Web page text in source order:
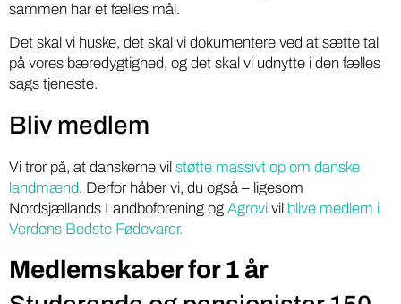
sammen har et fælles mål.
Det skal vi huske, det skal vi dokumentere ved at sætte tal
på vores bæredygtighed, og det skal vi udnytte i den fælles
sags tjeneste.
Bliv medlem
Vi tror på, at danskerne vil støtte massivt op om danske
landmænd. Derfor håber vi, du også – ligesom
Nordsjællands Landboforening og Agrovi vil blive medlem i
Verdens Bedste Fødevarer.
Medlemskaber for 1 år